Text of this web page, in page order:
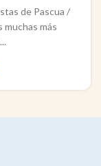
de Pascua /
muchas más